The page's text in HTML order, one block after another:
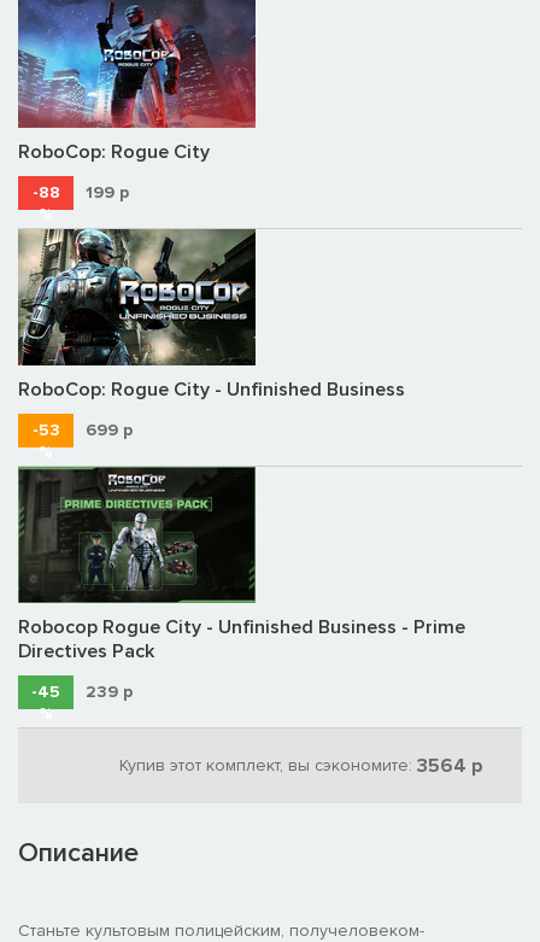
RoboCop: Rogue City
-88
%
199 р
RoboCop: Rogue City - Unfinished Business
-53
%
699 р
Robocop Rogue City - Unfinished Business - Prime
Directives Pack
-45
%
239 р
Купив этот комплект, вы сэкономите: 3564 р
Описание
Станьте культовым полицейским, получеловеком-